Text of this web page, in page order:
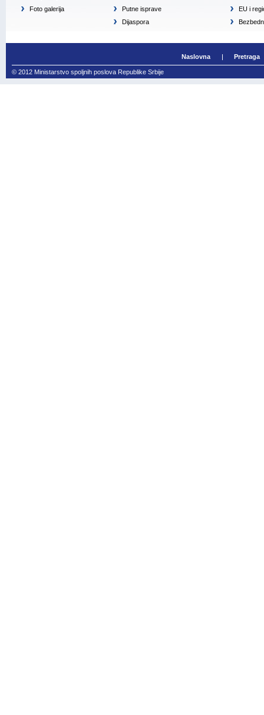
Foto galerija
Putne isprave
Dijaspora
EU i
Naslovna Pretraga
© 2012 Ministarstvo spoljnih poslova Republike Srbije